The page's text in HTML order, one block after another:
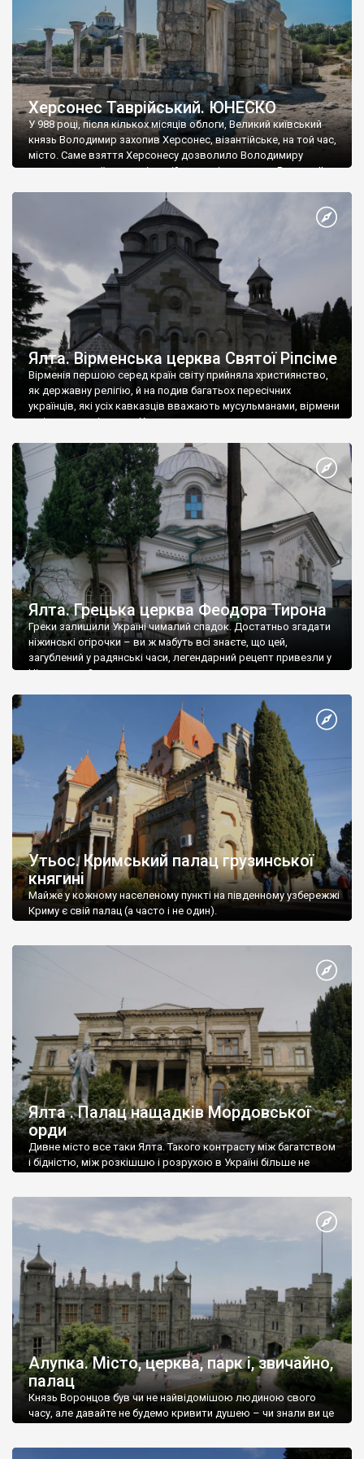
Херсонес Таврійський. ЮНЕСКО
У 988 році, після кількох місяців облоги, Великий київський
князь Володимир захопив Херсонес, візантійське, на той час,
місто. Саме взяття Херсонесу дозволило Володимиру
диктувати свої умови візантійському імператору Василю ІІ, та
Херсонесі Володимир-язичник, став Василем-християнином.
А потім було Хрещення Русі. На честь Херсонесу Таврійського
Ялта. Вірменська церква Святої Ріпсіме
Вірменія першою серед країн світу прийняла християнство,
як державну релігію, й на подив багатьох пересічних
українців, які усіх кавказців вважають мусульманами, вірмени
є відданими вірянами Христа
Ялта. Грецька церква Феодора Тирона
Греки залишили Україні чималий спадок. Достатньо згадати
ніжинські огірочки – ви ж мабуть всі знаєте, що цей,
загублений у радянські часи, легендарний рецепт привезли у
Ніжин греки?
Утьос. Кримський палац грузинської
княгині
Майже у кожному населеному пункті на південному узбережжі
Криму є свій палац (а часто і не один).
Ялта . Палац нащадків Мордовської
орди
Дивне місто все таки Ялта. Такого контрасту між багатством
і бідністю, між розкішшю і розрухою в Україні більше не
Алупка. Місто, церква, парк і, звичайно,
палац
Князь Воронцов був чи не найвідомішою людиною свого
часу, але давайте не будемо кривити душею – чи знали ви це